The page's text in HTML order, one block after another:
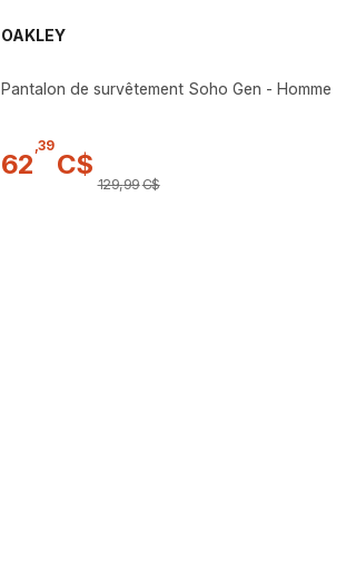
OAKLEY
Pantalon de survêtement Soho Gen - Homme
62
,39
C$
129,99C$